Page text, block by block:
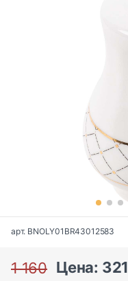
арт. BNOLY01BR43012583
1 160 Цена: 321